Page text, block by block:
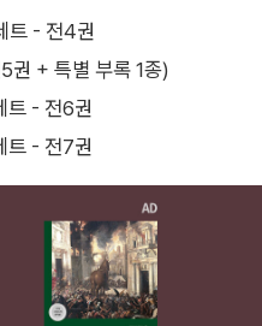
트 - 전4권
권 + 특별 부록 1종)
트 - 전6권
트 - 전7권